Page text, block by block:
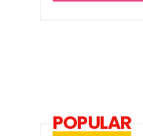
POPULAR